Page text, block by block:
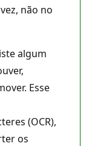
não no
algum
Esse
(OCR),
os